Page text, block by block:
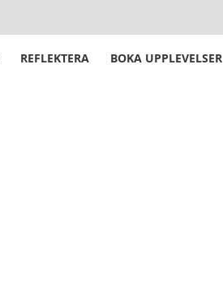
REFLEKTERA BOKA UPPLEVELSER